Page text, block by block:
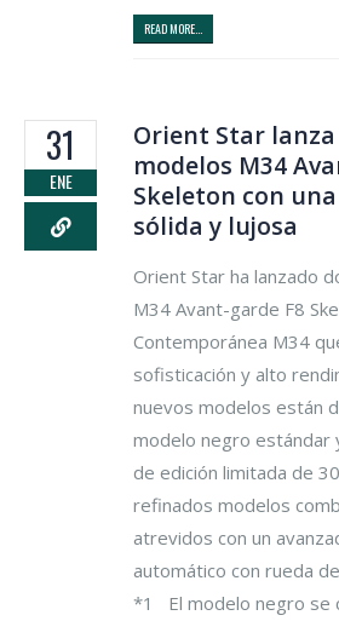
READ MORE...
31
ENE
Orient Star
modelos M34
Skeleton con
sólida y lujosa
Orient Star ha lanzado
M34 Avant-garde F8
Contemporánea M34
sofisticación y alto
nuevos modelos están
modelo negro estándar
de edición limitada de
refinados modelos
atrevidos con un
automático con rueda
*1 El modelo negro se